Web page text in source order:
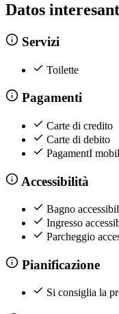
Datos
Servizi
Toilette
Pagamenti
Carte di credito
Carte di debito
PagamentI
Accessibilità
Bagno
Ingresso
Parcheggio
Pianificazione
Si consiglia la